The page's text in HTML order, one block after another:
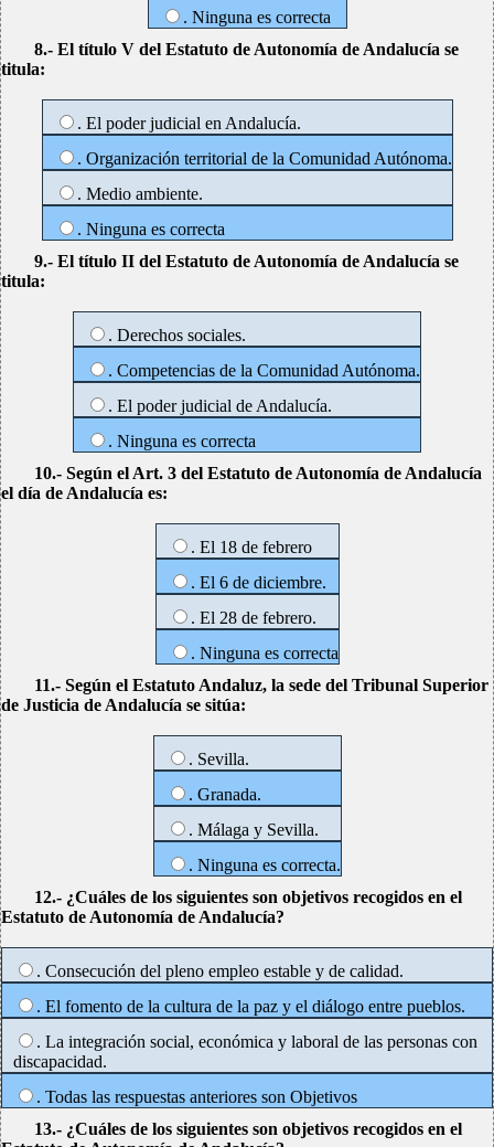
. Ninguna es correcta
8.- El título V del Estatuto de Autonomía de Andalucía se
titula:
. El poder judicial en Andalucía.
. Organización territorial de la Comunidad Autónoma.
. Medio ambiente.
. Ninguna es correcta
9.- El título II del Estatuto de Autonomía de Andalucía se
titula:
. Derechos sociales.
. Competencias de la Comunidad Autónoma.
. El poder judicial de Andalucía.
. Ninguna es correcta
10.- Según el Art. 3 del Estatuto de Autonomía de Andalucía
el día de Andalucía es:
. El 18 de febrero
. El 6 de diciembre.
. El 28 de febrero.
. Ninguna es correcta
11.- Según el Estatuto Andaluz, la sede del Tribunal Superior
de Justicia de Andalucía se sitúa:
. Sevilla.
. Granada.
. Málaga y Sevilla.
. Ninguna es correcta.
12.- ¿Cuáles de los siguientes son objetivos recogidos en el
Estatuto de Autonomía de Andalucía?
. Consecución del pleno empleo estable y de calidad.
. El fomento de la cultura de la paz y el diálogo entre pueblos.
. La integración social, económica y laboral de las personas con
discapacidad.
. Todas las respuestas anteriores son Objetivos
13.- ¿Cuáles de los siguientes son objetivos recogidos en el